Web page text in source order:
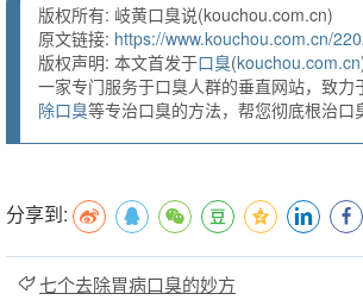
版权所有: 岐黄口臭说(kouchou.com.cn)
原文链接: https://www.kouchou.com.cn/
版权声明: 本文首发于口臭(kouchou.com.cn
一家专门服务于口臭人群的垂直网站，致力
除口臭等专治口臭的方法，帮您彻底根治
分享到:
七个去除胃病口臭的妙方